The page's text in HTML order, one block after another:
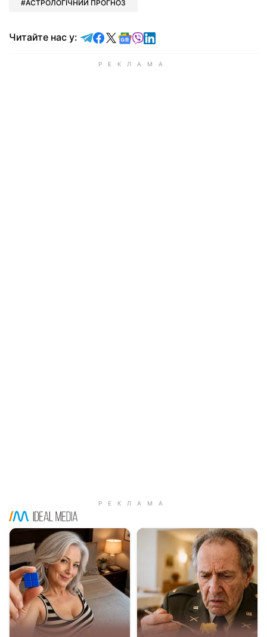
АСТРОЛОГІЧНИЙ ПРОГНОЗ
Читайте нас у: Читайте у Telegram
Читайте у Facebook
Читайте у X
Читайте у Google news
Читайте у Viber
Читайте у LinkedIn